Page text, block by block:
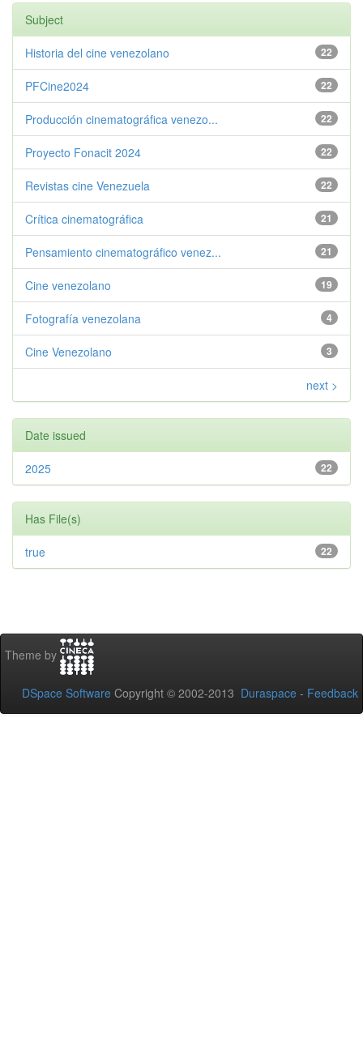
Subject
22
Historia del cine venezolano
22
PFCine2024
22
Producción cinematográfica venezo...
22
Proyecto Fonacit 2024
22
Revistas cine Venezuela
21
Crítica cinematográfica
21
Pensamiento cinematográfico venez...
19
Cine venezolano
4
Fotografía venezolana
3
Cine Venezolano
next >
Date issued
22
2025
Has File(s)
22
true
Theme by
DSpace Software Copyright © 2002-2013 Duraspace - Feedback